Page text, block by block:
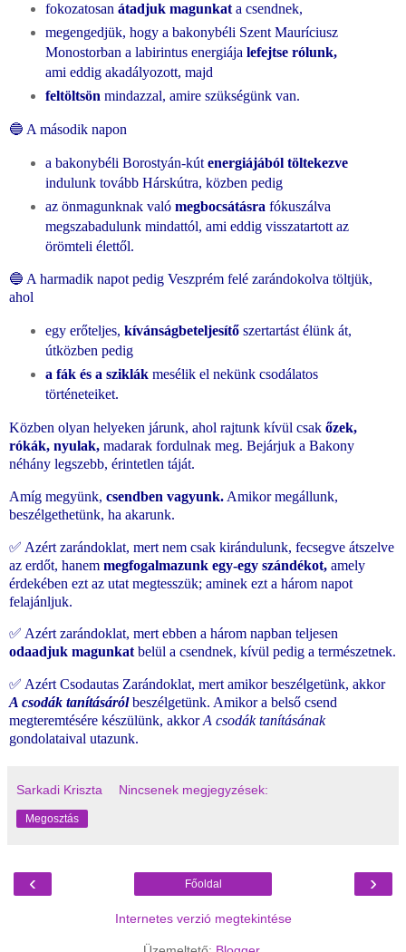
fokozatosan átadjuk magunkata csendnek,
megengedjük, hogy a bakonybéli Szent Mauríciusz
Monostorban a labirintus energiája lefejtse rólunk,
ami eddig akadályozott, majd
feltöltsön mindazzal, amire szükségünk van.
🔵 A második napon
a bakonybéli Borostyán-kút energiájából töltekezve
indulunk tovább Hárskútra, közben pedig
az önmagunknak való megbocsátásra fókuszálva
megszabadulunk mindattól, ami eddig visszatartott az
örömteli élettől.
🔵 A harmadik napot pedig Veszprém felé zarándokolva töltjük,
ahol
egy erőteljes, kívánságbeteljesítőszertartást élünk át,
útközben pedig
a fák és a sziklák mesélik el nekünk csodálatos
történeteiket.
Közben olyan helyeken járunk, ahol rajtunk kívül csak őzek,
rókák, nyulak, madarak fordulnak meg. Bejárjuk a Bakony
néhány legszebb, érintetlen táját.
Amíg megyünk, csendben vagyunk. Amikor megállunk,
beszélgethetünk, ha akarunk.
✅ Azért zarándoklat, mert nem csak kirándulunk, fecsegve átszelve
az erdőt, hanem megfogalmazunk egy-egy szándékot, amely
érdekében ezt az utat megtesszük; aminek ezt a három napot
felajánljuk.
✅ Azért zarándoklat, mert ebben a három napban teljesen
odaadjuk magunkatbelül a csendnek, kívül pedig a természetnek.
✅ Azért Csodautas Zarándoklat, mert amikor beszélgetünk, akkor
A csodák tanításárólbeszélgetünk. Amikor a belső csend
megteremtésére készülünk, akkorA csodák tanításának
gondolataival utazunk.
Sarkadi Kriszta Nincsenek megjegyzések:
Megosztás
‹ ›
Főoldal
Internetes verzió megtekintése